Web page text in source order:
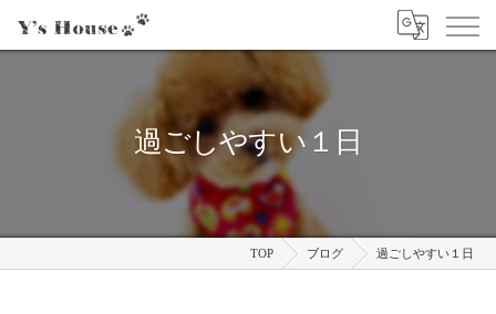
過ごしやすい１日
TOP ブログ 過ごしやすい１日